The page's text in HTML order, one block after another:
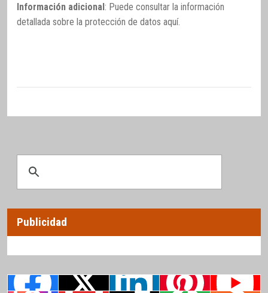
Información adicional: Puede consultar la información
detallada sobre la protección de datos aquí.
Publicidad